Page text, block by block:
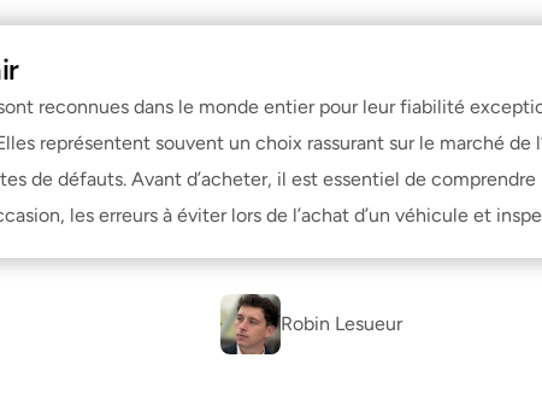
reconnues dans le monde entier pour leur fiabilité
représentent souvent un choix rassurant sur le marché de
de défauts. Avant d’acheter, il est essentiel de
, les erreurs à éviter lors de l’achat d’un véhicule et
Robin Lesueur